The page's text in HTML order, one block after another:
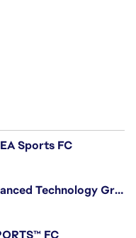
Sports FC
Senior Software Engineer - Advanced Technology Group
FC